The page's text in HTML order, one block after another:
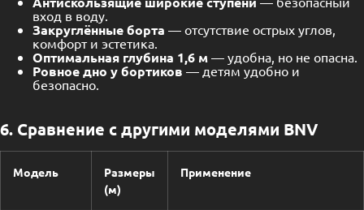
вход в воду.
Закруглённые борта — отсутствие острых углов,
комфорт и эстетика.
Оптимальная глубина 1,6 м — удобна, но не опасна.
Ровное дно у бортиков — детям удобно и
безопасно.
6. Сравнение с другими моделями BNV
Модель
Размеры
(м)
Применение